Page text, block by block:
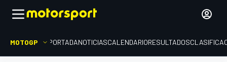
MOTOGP PORTADANOTICIASCALENDARIORESULTADOS